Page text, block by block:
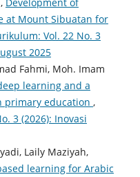
at Mount Sibuatan for
Vol. 22 No. 3
2025
Fahmi, Moh. Imam
learning and a
primary education ,
3 (2026): Inovasi
Laily Maziyah,
learning for Arabic